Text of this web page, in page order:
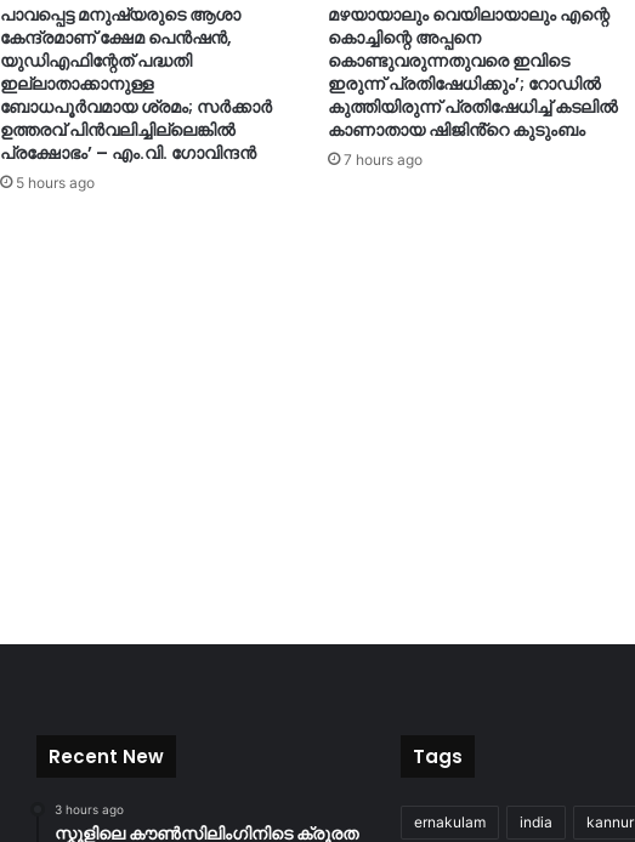
പാവപ്പെട്ട മനുഷ്യരുടെ ആശാ
കേന്ദ്രമാണ് ക്ഷേമ പെൻഷൻ,
യുഡിഎഫിന്റേത് പദ്ധതി
ഇല്ലാതാക്കാനുള്ള
ബോധപൂർവമായ ശ്രമം; സർക്കാർ
ഉത്തരവ് പിൻവലിച്ചില്ലെങ്കിൽ
പ്രക്ഷോഭം’ – എം.വി. ഗോവിന്ദൻ
5 hours ago
മഴയായാലും വെയിലായാലും എന്റെ
കൊച്ചിന്റെ അപ്പനെ
കൊണ്ടുവരുന്നതുവരെ ഇവിടെ
ഇരുന്ന് പ്രതിഷേധിക്കും’; റോഡില്‍
കുത്തിയിരുന്ന് പ്രതിഷേധിച്ച് കടലില്‍
കാണാതായ ഷിജിൻ്റെ കുടുംബം
7 hours ago
Recent New
3 hours ago
സ്കൂളിലെ കൗൺസിലിംഗിനിടെ ക്രൂരത
Tags
ernakulam india kannur